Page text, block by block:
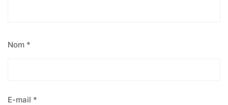
Nom *
E-mail *